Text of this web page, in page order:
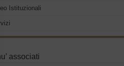
Istituzionali
associati